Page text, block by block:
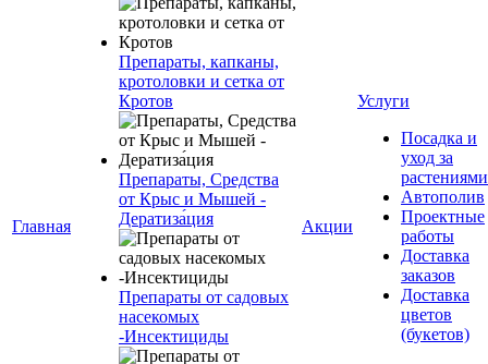
Главная
Препараты, капканы,
кротоловки и сетка от
Кротов
Препараты, Средства
от Крыс и Мышей -
Дератиза́ция
Препараты от садовых
насекомых
-Инсектициды
Акции
Услуги
Посадка и
уход за
растениями
Автополив
Проектные
работы
Доставка
заказов
Доставка
цветов
(букетов)